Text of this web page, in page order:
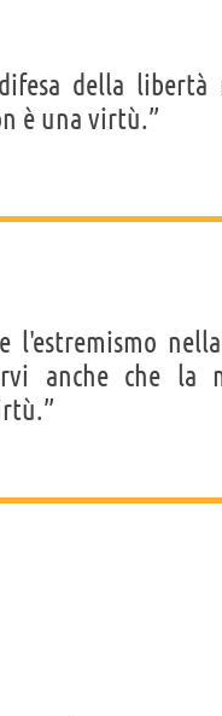
difesa della
è una virtù.”
l'estremismo
anche che la